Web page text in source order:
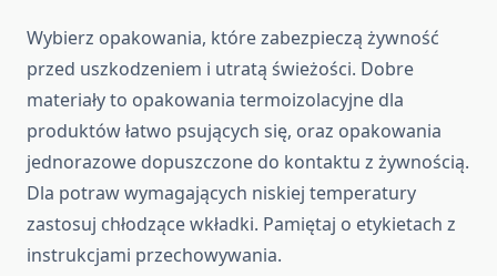
Wybierz opakowania, które zabezpieczą żywność
przed uszkodzeniem i utratą świeżości. Dobre
materiały to opakowania termoizolacyjne dla
produktów łatwo psujących się, oraz opakowania
jednorazowe dopuszczone do kontaktu z żywnością.
Dla potraw wymagających niskiej temperatury
zastosuj chłodzące wkładki. Pamiętaj o etykietach z
instrukcjami przechowywania.